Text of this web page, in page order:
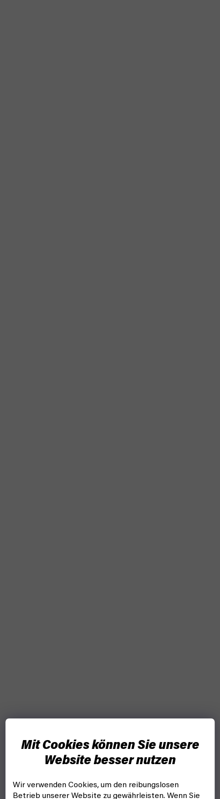
Mit Cookies können Sie unsere
Website besser nutzen
Wir verwenden Cookies, um den reibungslosen
Betrieb unserer Website zu gewährleisten. Wenn Sie